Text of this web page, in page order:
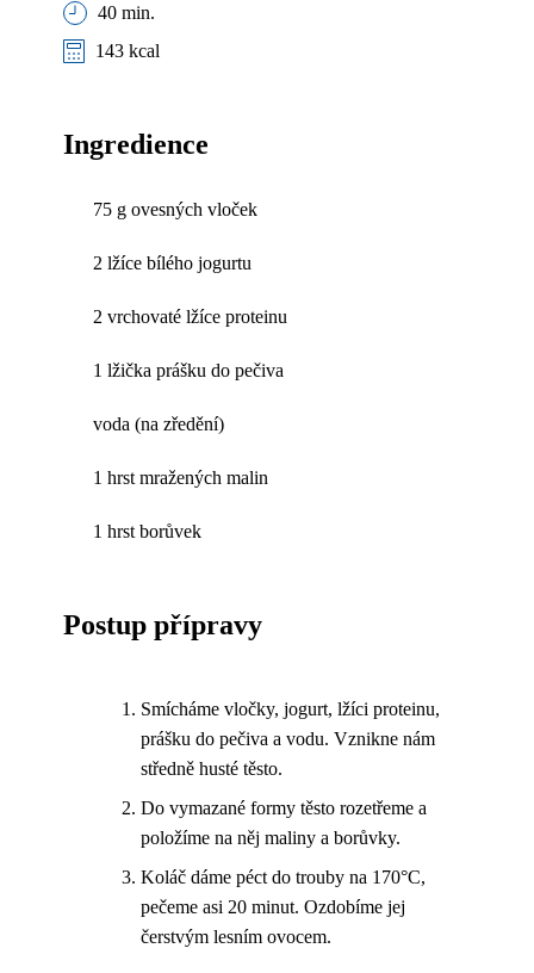
40 min.
143 kcal
Ingredience
75 g ovesných vloček
2 lžíce bílého jogurtu
2 vrchovaté lžíce proteinu
1 lžička prášku do pečiva
voda (na zředění)
1 hrst mražených malin
1 hrst borůvek
Postup přípravy
Smícháme vločky, jogurt, lžíci proteinu,
prášku do pečiva a vodu. Vznikne nám
středně husté těsto.
Do vymazané formy těsto rozetřeme a
položíme na něj maliny a borůvky.
Koláč dáme péct do trouby na 170°C,
pečeme asi 20 minut. Ozdobíme jej
čerstvým lesním ovocem.